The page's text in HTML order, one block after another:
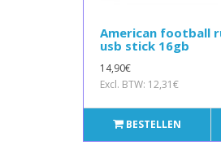
American football
usb stick 16gb
14,90€
Excl. BTW: 12,31€
BESTELLEN